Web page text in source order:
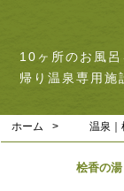
10ヶ所のお風
帰り温泉専用施
ホーム 温泉｜
桧香の湯